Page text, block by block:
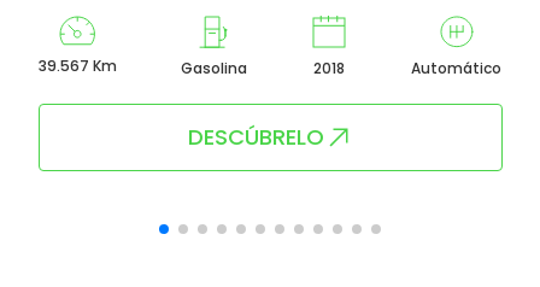
39.567 Km Gasolina 2018 Automático
DESCÚBRELO